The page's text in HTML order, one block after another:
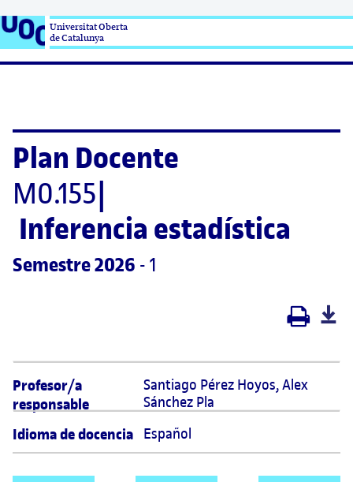
Universitat Oberta
de Catalunya
Plan Docente
M0.155
Inferencia estadística
Semestre 2026 - 1
Profesor/a
responsable
Santiago Pérez Hoyos, Alex
Sánchez Pla
Idioma de docencia Español